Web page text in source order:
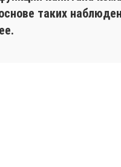
таких